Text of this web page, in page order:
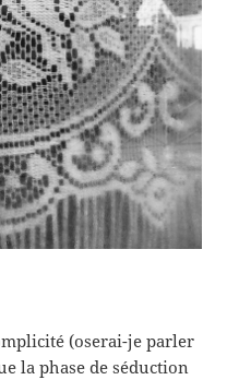
(oserai-je parler
la phase de séduction